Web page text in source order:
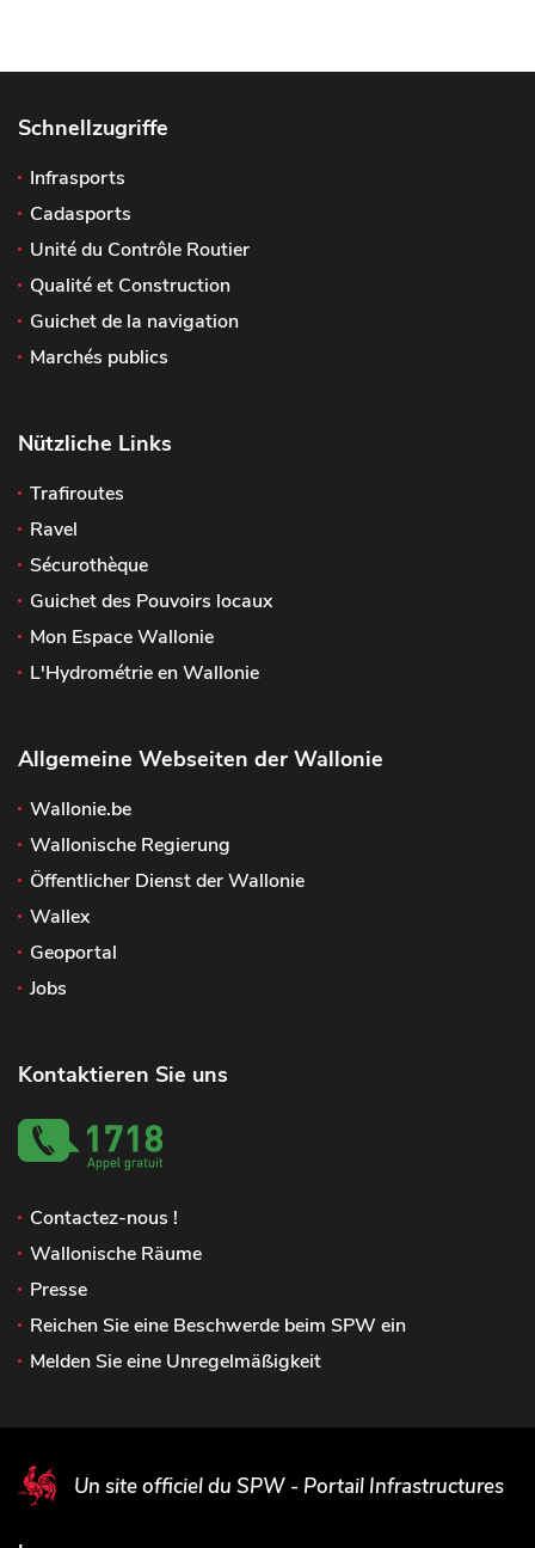
Schnellzugriffe
Infrasports
Cadasports
Unité du Contrôle Routier
Qualité et Construction
Guichet de la navigation
Marchés publics
Nützliche Links
Trafiroutes
Ravel
Sécurothèque
Guichet des Pouvoirs locaux
Mon Espace Wallonie
L'Hydrométrie en Wallonie
Allgemeine Webseiten der Wallonie
Wallonie.be
Wallonische Regierung
Öffentlicher Dienst der Wallonie
Wallex
Geoportal
Jobs
Kontaktieren Sie uns
Contactez-nous !
Wallonische Räume
Presse
Reichen Sie eine Beschwerde beim SPW ein
Melden Sie eine Unregelmäßigkeit
Un site officiel du SPW - Portail Infrastructures